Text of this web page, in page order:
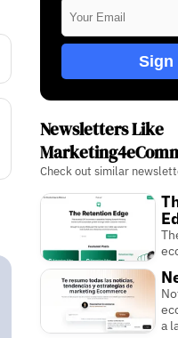
Sign
Newsletters Like
Check out similar
a